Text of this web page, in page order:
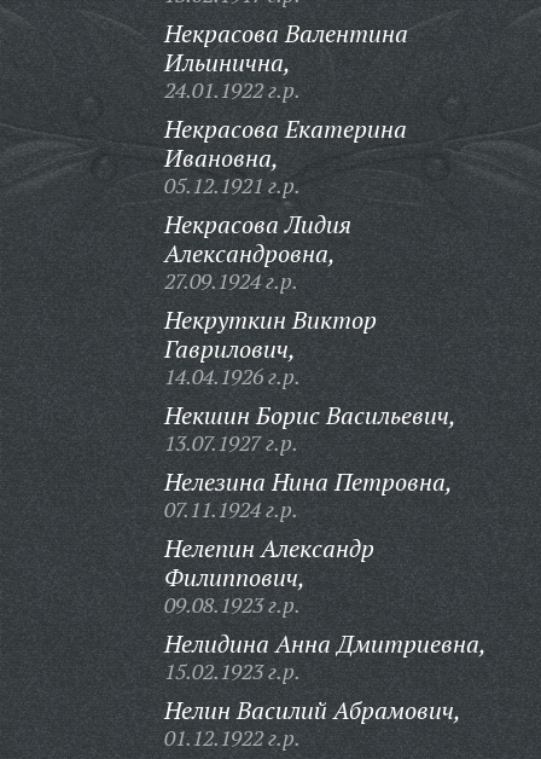
Некрасова Валентина
Ильинична,
24.01.1922 г.р.
Некрасова Екатерина
Ивановна,
05.12.1921 г.р.
Некрасова Лидия
Александровна,
27.09.1924 г.р.
Некруткин Виктор
Гаврилович,
14.04.1926 г.р.
Некшин Борис Васильевич,
13.07.1927 г.р.
Нелезина Нина Петровна,
07.11.1924 г.р.
Нелепин Александр
Филиппович,
09.08.1923 г.р.
Нелидина Анна Дмитриевна,
15.02.1923 г.р.
Нелин Василий Абрамович,
01.12.1922 г.р.